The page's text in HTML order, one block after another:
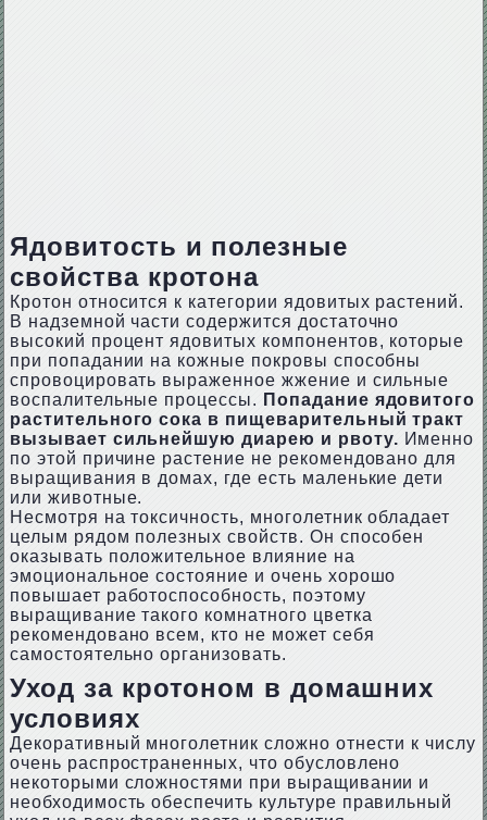
Ядовитость и полезные
свойства кротона
Кротон относится к категории ядовитых растений.
В надземной части содержится достаточно
высокий процент ядовитых компонентов, которые
при попадании на кожные покровы способны
спровоцировать выраженное жжение и сильные
воспалительные процессы. Попадание ядовитого
растительного сока в пищеварительный тракт
вызывает сильнейшую диарею и рвоту. Именно
по этой причине растение не рекомендовано для
выращивания в домах, где есть маленькие дети
или животные.
Несмотря на токсичность, многолетник обладает
целым рядом полезных свойств. Он способен
оказывать положительное влияние на
эмоциональное состояние и очень хорошо
повышает работоспособность, поэтому
выращивание такого комнатного цветка
рекомендовано всем, кто не может себя
самостоятельно организовать.
Уход за кротоном в домашних
условиях
Декоративный многолетник сложно отнести к числу
очень распространенных, что обусловлено
некоторыми сложностями при выращивании и
необходимость обеспечить культуре правильный